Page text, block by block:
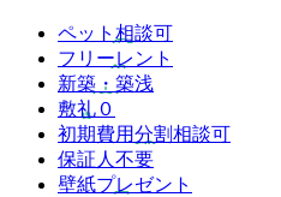
ペット相談可
フリーレント
新築・築浅
敷礼０
初期費用分割相談可
保証人不要
壁紙プレゼント